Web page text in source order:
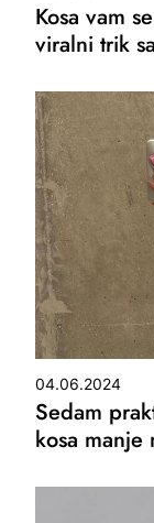
Kosa vam
viralni trik
04.06.2024
Sedam
kosa manje